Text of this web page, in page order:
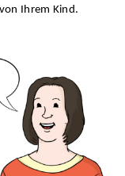
Ihrem Kind.